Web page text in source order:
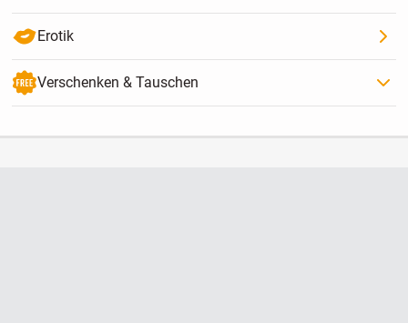
Erotik
Verschenken & Tauschen